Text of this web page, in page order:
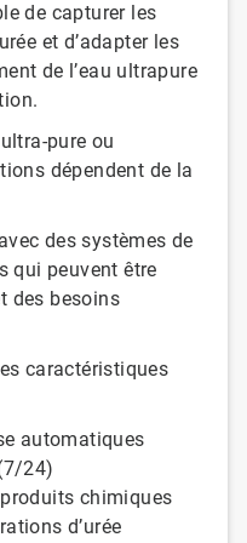
de capturer les
et d’adapter les
de l’eau ultrapure
pure ou
dépendent de la
des systèmes de
qui peuvent être
des besoins
caractéristiques
automatiques
24)
chimiques
d’urée